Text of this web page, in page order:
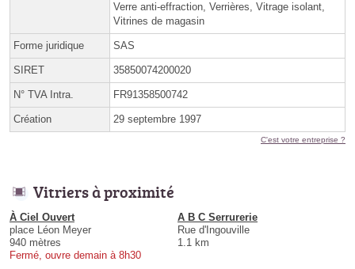
Verre anti-effraction, Verrières, Vitrage isolant,
Vitrines de magasin
Forme juridique SAS
SIRET 35850074200020
N° TVA Intra. FR91358500742
Création 29 septembre 1997
C'est votre entreprise ?
Vitriers à proximité
À Ciel Ouvert
place Léon Meyer
940 mètres
Fermé, ouvre demain à 8h30
A B C Serrurerie
Rue d'Ingouville
1.1 km